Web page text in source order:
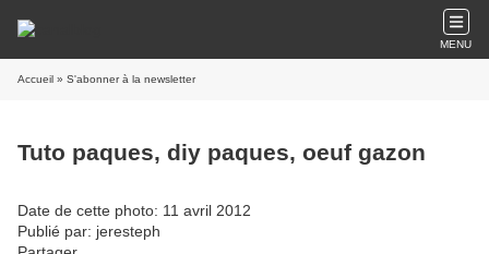
MENU
Accueil » S'abonner à la newsletter
Tuto paques, diy paques, oeuf gazon
Date de cette photo: 11 avril 2012
Publié par: jeresteph